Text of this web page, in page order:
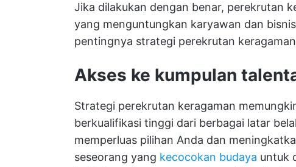
Jika dilakukan dengan benar, perekrutan
yang menguntungkan karyawan dan
pentingnya strategi perekrutan
Akses ke kumpulan
Strategi perekrutan keragaman
berkualifikasi tinggi dari berbagai latar
memperluas pilihan Anda dan
seseorang yang kecocokan budaya untuk